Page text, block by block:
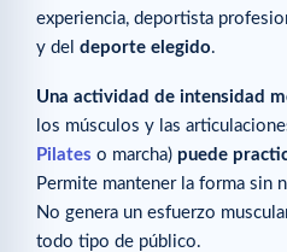
experiencia, deportista
y del deporte elegido.
Una actividad de intensidad
los músculos y las
Pilates o marcha) puede
Permite mantener la forma sin
No genera un esfuerzo
todo tipo de público.